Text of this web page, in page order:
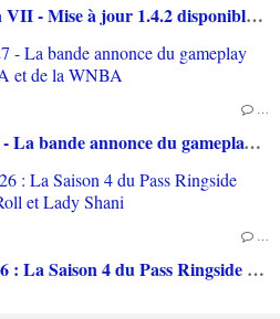
[ACTUALITE] Civilization VII - Mise à jour 1.4.2 disponible depuis quelques jours
[ACTUALITE] NBA 2K27 - La bande annonce du gameplay avec des Superstars de la NBA et de la WNBA
[ACTUALITE] WWE 2K26 : La Saison 4 du Pass Ringside avec The Hardy Boyz, Jelly Roll et Lady Shani